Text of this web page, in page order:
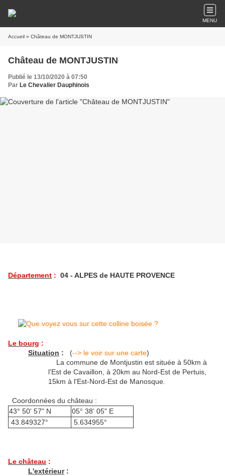
MENU
Accueil » Château de MONTJUSTIN
Château de MONTJUSTIN
Publié le 13/10/2020 à 07:50
Par Le Chevalier Dauphinois
Département : 04 - ALPES de HAUTE PROVENCE
Le bourg :
Situation : (--> le voir sur une carte)
La commune de Montjustin est située à 50km à
l'Est de Cavaillon, à 20km au Nord-Est de Pertuis,
15km à l'Est-Nord-Est de Manosque.
Coordonnées du château :
43° 50' 57" N
05° 38' 05" E
43.849327°
5.634955°
Le château :
L'extérieur: